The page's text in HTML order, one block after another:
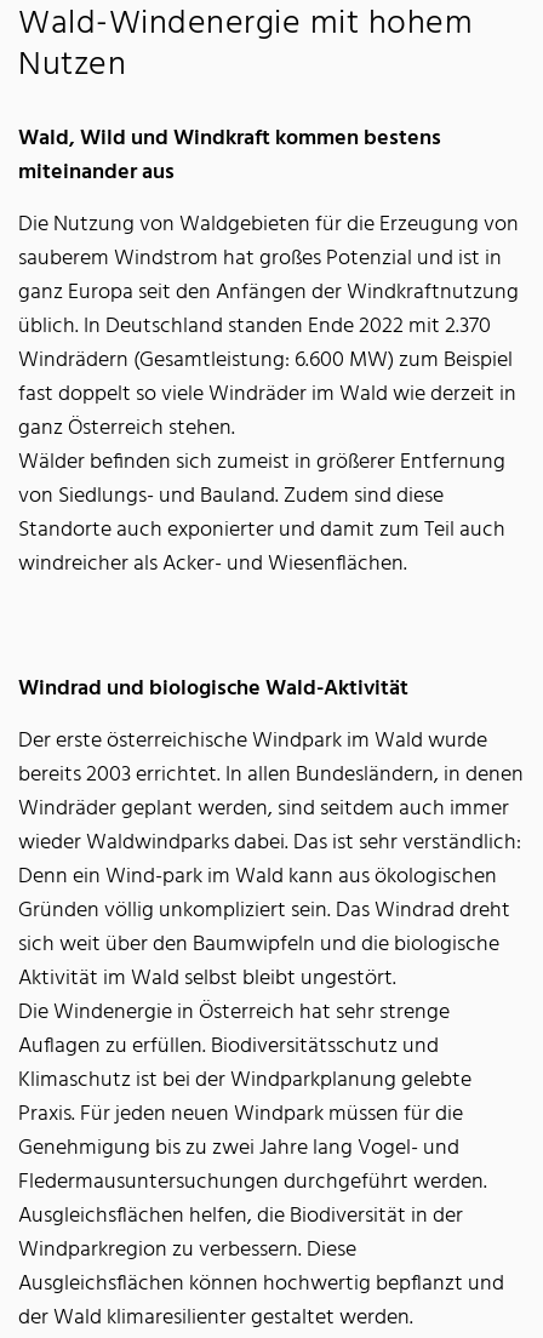
Wald-Windenergie mit hohem
Nutzen
Wald, Wild und Windkraft kommen bestens
miteinander aus
Die Nutzung von Waldgebieten für die Erzeugung von
sauberem Windstrom hat großes Potenzial und ist in
ganz Europa seit den Anfängen der Windkraftnutzung
üblich. In Deutschland standen Ende 2022 mit 2.370
Windrädern (Gesamtleistung: 6.600 MW) zum Beispiel
fast doppelt so viele Windräder im Wald wie derzeit in
ganz Österreich stehen.
Wälder befinden sich zumeist in größerer Entfernung
von Siedlungs- und Bauland. Zudem sind diese
Standorte auch exponierter und damit zum Teil auch
windreicher als Acker- und Wiesenflächen.
Windrad und biologische Wald-Aktivität
Der erste österreichische Windpark im Wald wurde
bereits 2003 errichtet. In allen Bundesländern, in denen
Windräder geplant werden, sind seitdem auch immer
wieder Waldwindparks dabei. Das ist sehr verständlich:
Denn ein Wind-park im Wald kann aus ökologischen
Gründen völlig unkompliziert sein. Das Windrad dreht
sich weit über den Baumwipfeln und die biologische
Aktivität im Wald selbst bleibt ungestört.
Die Windenergie in Österreich hat sehr strenge
Auflagen zu erfüllen. Biodiversitätsschutz und
Klimaschutz ist bei der Windparkplanung gelebte
Praxis. Für jeden neuen Windpark müssen für die
Genehmigung bis zu zwei Jahre lang Vogel- und
Fledermausuntersuchungen durchgeführt werden.
Ausgleichsflächen helfen, die Biodiversität in der
Windparkregion zu verbessern. Diese
Ausgleichsflächen können hochwertig bepflanzt und
der Wald klimaresilienter gestaltet werden.